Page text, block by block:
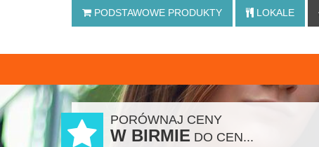
PODSTAWOWE PRODUKTY LOKALE
PORÓWNAJ CENY
W BIRMIE DO CEN...